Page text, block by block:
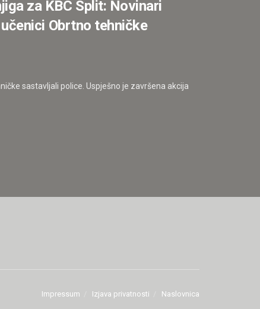
za KBC Split: Novinari
Obrtno tehničke
sastavljali police. Uspješno je završena akcija
Impressum Izjava privatnosti Naslovnica